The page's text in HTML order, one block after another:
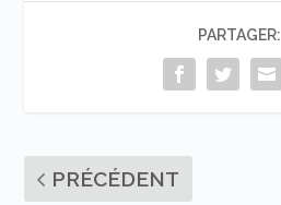
PARTAGER:
PRÉCÉDENT